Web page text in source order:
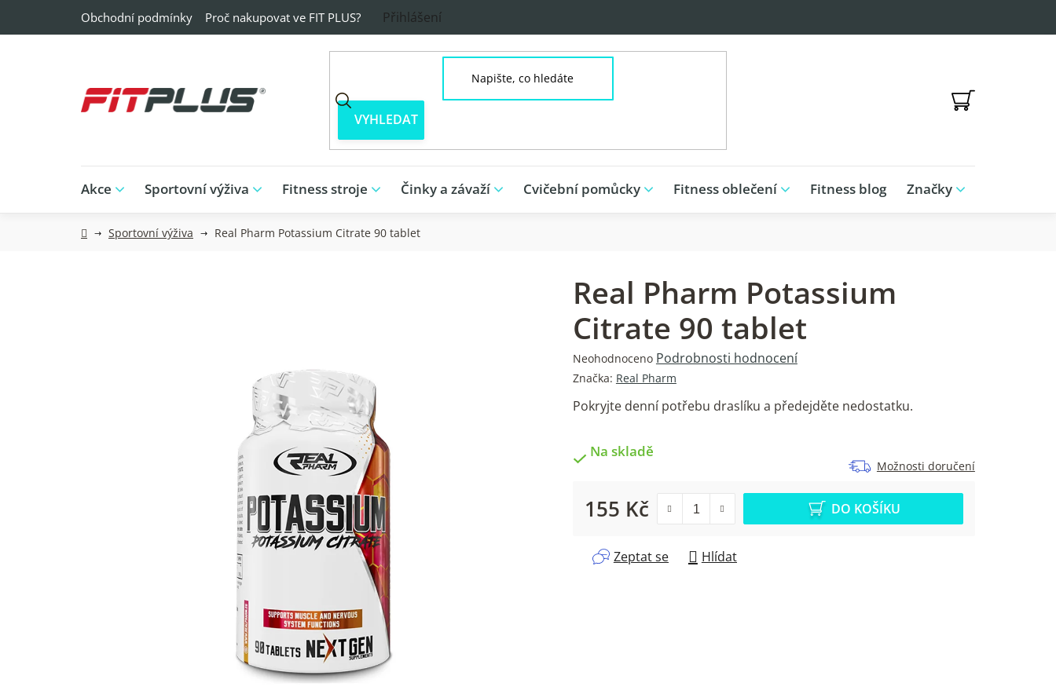
Obchodní podmínky Proč nakupovat ve FIT PLUS? Přihlášení
NÁKUPNÍ
Akce Sportovní výživa Fitness stroje Činky a závaží Cvičební pomůcky Fitness oblečení Fitness blog Značky
DomůSportovní výživa Real Pharm Potassium Citrate 90 tablet
Real Pharm Potassium
Citrate 90 tablet
Průměrné
hodnocení
je
5
Neohodnoceno Podrobnosti hodnocení
Značka: Real Pharm
Pokryjte denní potřebu draslíku a předejděte nedostatku.
Na skladě
Možnosti doručení
155 Kč DO KOŠÍKU
Zeptat se Hlídat